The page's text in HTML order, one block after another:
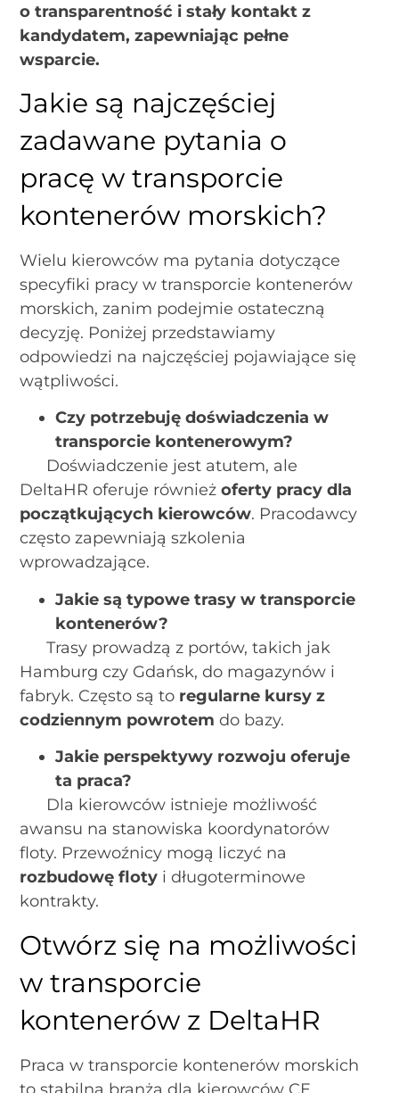
o transparentność i stały kontakt z
kandydatem, zapewniając pełne
wsparcie.
Jakie są najczęściej
zadawane pytania o
pracę w transporcie
kontenerów morskich?
Wielu kierowców ma pytania dotyczące
specyfiki pracy w transporcie kontenerów
morskich, zanim podejmie ostateczną
decyzję. Poniżej przedstawiamy
odpowiedzi na najczęściej pojawiające się
wątpliwości.
Czy potrzebuję doświadczenia w
transporcie kontenerowym?
Doświadczenie jest atutem, ale
DeltaHR oferuje równieżoferty pracy dla
początkujących kierowców. Pracodawcy
często zapewniają szkolenia
wprowadzające.
Jakie są typowe trasy w transporcie
kontenerów?
Trasy prowadzą z portów, takich jak
Hamburg czy Gdańsk, do magazynów i
fabryk. Często są to regularne kursy z
codziennym powrotem do bazy.
Jakie perspektywy rozwoju oferuje
ta praca?
Dla kierowców istnieje możliwość
awansu na stanowiska koordynatorów
floty. Przewoźnicy mogą liczyć na
rozbudowę floty i długoterminowe
kontrakty.
Otwórz się na możliwości
w transporcie
kontenerów z DeltaHR
Praca w transporcie kontenerów morskich
to stabilna branża dla kierowców CE.